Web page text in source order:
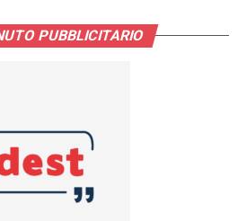
PUBBLICITARIO